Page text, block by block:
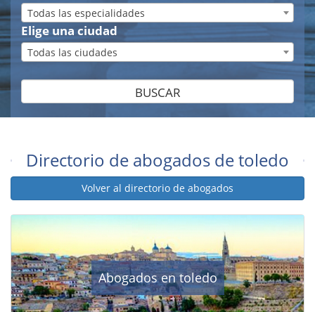
Todas las especialidades
Elige una ciudad
Todas las ciudades
BUSCAR
Directorio de abogados de toledo
Volver al directorio de abogados
Abogados en toledo